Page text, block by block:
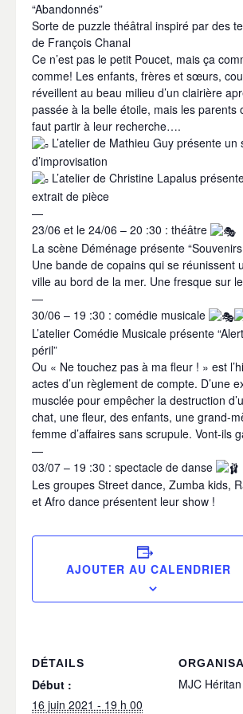
“Abandonnés”
Sorte de puzzle théâtral inspiré par des
de François Chanal
Ce n’est pas le petit Poucet, mais ça
comme! Les enfants, frères et sœurs,
réveillent au beau milieu d’un clairière
passée à la belle étoile, mais les parents
faut partir à leur recherche….
L’atelier de Mathieu Guy présente un
d’improvisation
L’atelier de Christine Lapalus
extrait de pièce
—
23/06 et le 24/06 – 20 :30 : théâtre
La scène Déménage présente
Une bande de copains qui se réunissent
ville au bord de la mer. Une fresque sur
—
30/06 – 19 :30 : comédie musicale
L’atelier Comédie Musicale présente
péril”
Ou « Ne touchez pas à ma fleur ! » est
actes d’un règlement de compte. D’une
musclée pour empêcher la destruction
chat, une fleur, des enfants, une grand-
femme d’affaires sans scrupule. Vont-ils
—
03/07 – 19 :30 : spectacle de danse
Les groupes Street dance, Zumba kids,
et Afro dance présentent leur show !
AJOUTER AU CALENDRIER
DÉTAILS
Début :
16 juin 2021 - 19 h 00
MJC Héritan